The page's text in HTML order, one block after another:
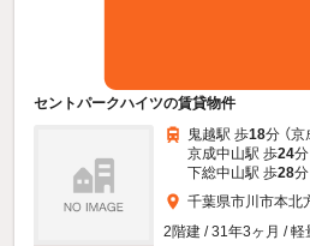
セントパークハイツの賃貸物件
鬼越駅 歩18分 （京
京成中山駅 歩24分
下総中山駅 歩28分
千葉県市川市本北
2階建 / 31年3ヶ月 / 軽